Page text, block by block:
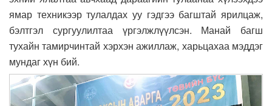
ямар техникээр тулалдах уу гэдгээ багштай ярилцаж,
бэлтгэл сургуулилтаа үргэлжлүүлсэн. Манай багш
тухайн тамирчинтай хэрхэн ажиллаж, харьцахаа мэддэг
мундаг хүн бий.